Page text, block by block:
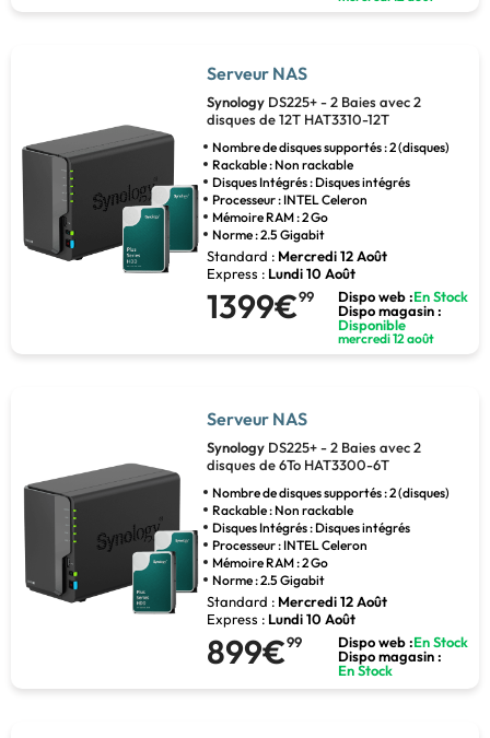
Serveur NAS
Synology DS225+ - 2 Baies avec 2
disques de 12T HAT3310-12T
Nombre de disques supportés : 2 (disques)
Rackable : Non rackable
Disques Intégrés : Disques intégrés
Processeur : INTEL Celeron
Mémoire RAM : 2 Go
Norme : 2.5 Gigabit
Standard : Mercredi 12 Août
Express : Lundi 10 Août
1399€99 Dispo web :En Stock
Dispo magasin :
Disponible
mercredi 12 août
Serveur NAS
Synology DS225+ - 2 Baies avec 2
disques de 6To HAT3300-6T
Nombre de disques supportés : 2 (disques)
Rackable : Non rackable
Disques Intégrés : Disques intégrés
Processeur : INTEL Celeron
Mémoire RAM : 2 Go
Norme : 2.5 Gigabit
Standard : Mercredi 12 Août
Express : Lundi 10 Août
899€99 Dispo web :En Stock
Dispo magasin :
En Stock